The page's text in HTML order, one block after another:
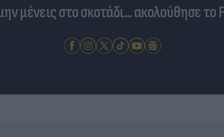
μένεις στο σκοτάδι... ακολούθησε το